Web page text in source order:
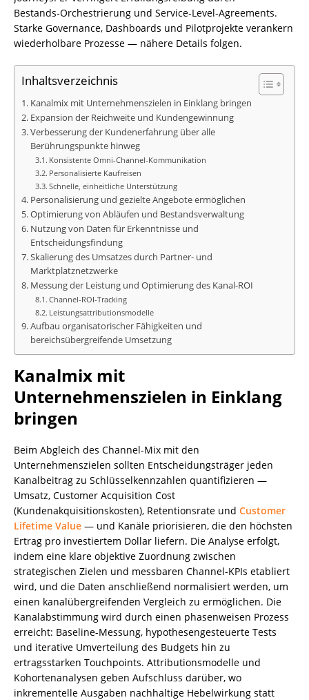
Bestands‑Orchestrierung und Service‑Level‑Agreements.
Starke Governance, Dashboards und Pilotprojekte verankern
wiederholbare Prozesse — nähere Details folgen.
Inhaltsverzeichnis
Kanalmix mit Unternehmenszielen in Einklang bringen
Expansion der Reichweite und Kundengewinnung
Verbesserung der Kundenerfahrung über alle
Berührungspunkte hinweg
Konsistente Omni-Channel-Kommunikation
Personalisierte Kaufreisen
Schnelle, einheitliche Unterstützung
Personalisierung und gezielte Angebote ermöglichen
Optimierung von Abläufen und Bestandsverwaltung
Nutzung von Daten für Erkenntnisse und
Entscheidungsfindung
Skalierung des Umsatzes durch Partner- und
Marktplatznetzwerke
Messung der Leistung und Optimierung des Kanal-ROI
Channel-ROI-Tracking
Leistungsattributionsmodelle
Aufbau organisatorischer Fähigkeiten und
bereichsübergreifende Umsetzung
Kanalmix mit
Unternehmenszielen in Einklang
bringen
Beim Abgleich des Channel-Mix mit den
Unternehmenszielen sollten Entscheidungsträger jeden
Kanalbeitrag zu Schlüsselkennzahlen quantifizieren —
Umsatz, Customer Acquisition Cost
(Kundenakquisitionskosten), Retentionsrate und Customer
Lifetime Value — und Kanäle priorisieren, die den höchsten
Ertrag pro investiertem Dollar liefern. Die Analyse erfolgt,
indem eine klare objektive Zuordnung zwischen
strategischen Zielen und messbaren Channel-KPIs etabliert
wird, und die Daten anschließend normalisiert werden, um
einen kanalübergreifenden Vergleich zu ermöglichen. Die
Kanalabstimmung wird durch einen phasenweisen Prozess
erreicht: Baseline-Messung, hypothesengesteuerte Tests
und iterative Umverteilung des Budgets hin zu
ertragsstarken Touchpoints. Attributionsmodelle und
Kohortenanalysen geben Aufschluss darüber, wo
inkrementelle Ausgaben nachhaltige Hebelwirkung statt